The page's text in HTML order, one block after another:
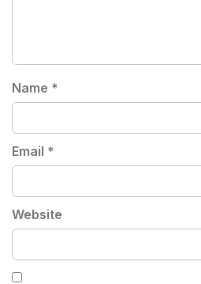
Name *
Email *
Website